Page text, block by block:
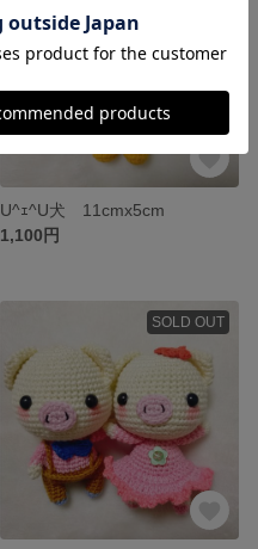
U^ｪ^U犬 11cmx5cm
1,100円
SOLD OUT